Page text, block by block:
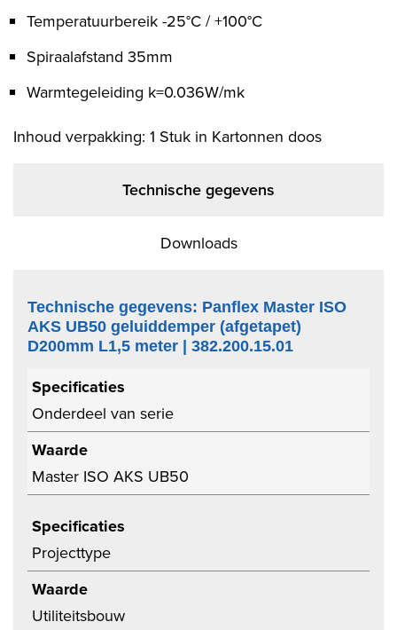
Temperatuurbereik -25°C / +100°C
Spiraalafstand 35mm
Warmtegeleiding k=0.036W/mk
Inhoud verpakking: 1 Stuk in Kartonnen doos
Technische gegevens
Downloads
Technische gegevens: Panflex Master ISO
AKS UB50 geluiddemper (afgetapet)
D200mm L1,5 meter | 382.200.15.01
Specificaties
Onderdeel van serie
Waarde
Master ISO AKS UB50
Specificaties
Projecttype
Waarde
Utiliteitsbouw